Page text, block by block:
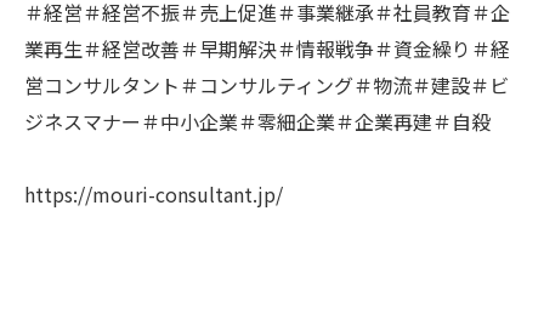
＃経営＃経営不振＃売上促進＃事業継承＃社員教育＃企
業再生＃経営改善＃早期解決＃情報戦争＃資金繰り＃経
営コンサルタント＃コンサルティング＃物流＃建設＃ビ
ジネスマナー＃中小企業＃零細企業＃企業再建＃自殺
https://mouri-consultant.jp/